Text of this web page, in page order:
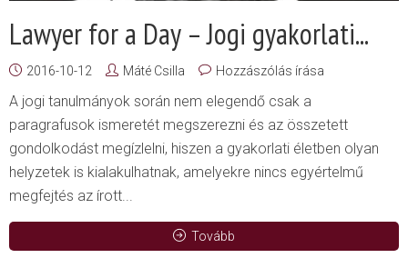
Lawyer for a Day – Jogi gyakorlati...
2016-10-12 Máté Csilla Hozzászólás írása
A jogi tanulmányok során nem elegendő csak a
paragrafusok ismeretét megszerezni és az összetett
gondolkodást megízlelni, hiszen a gyakorlati életben olyan
helyzetek is kialakulhatnak, amelyekre nincs egyértelmű
megfejtés az írott...
Tovább